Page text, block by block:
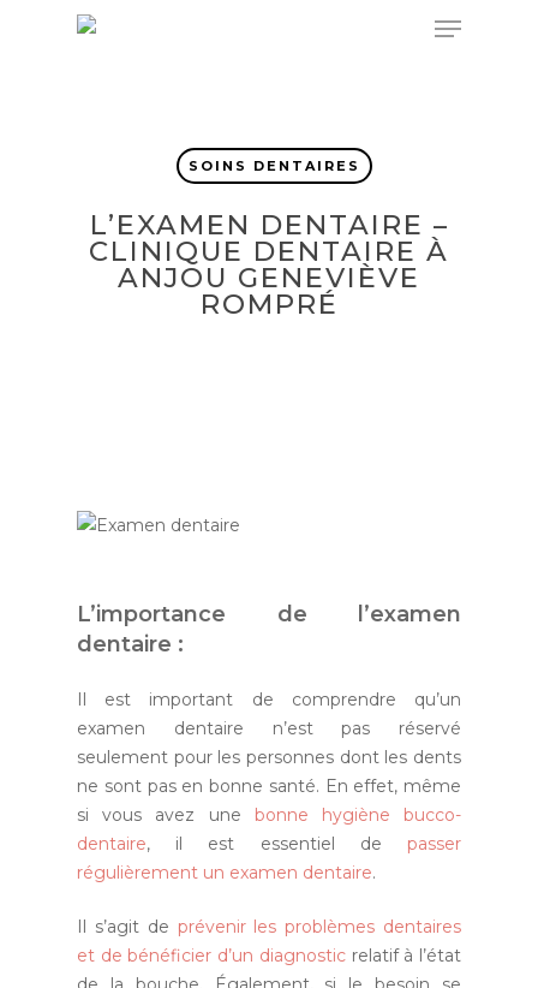
Menu
SOINS DENTAIRES
L’EXAMEN DENTAIRE –
CLINIQUE DENTAIRE À
ANJOU GENEVIÈVE
ROMPRÉ
L’importance de l’examen
dentaire :
Il est important de comprendre qu’un
examen dentaire n’est pas réservé
seulement pour les personnes dont les dents
ne sont pas en bonne santé. En effet, même
si vous avez une bonne hygiène bucco-
dentaire, il est essentiel de passer
régulièrement un examen dentaire.
Il s’agit de prévenir les problèmes dentaires
et de bénéficier d’un diagnosticrelatif à l’état